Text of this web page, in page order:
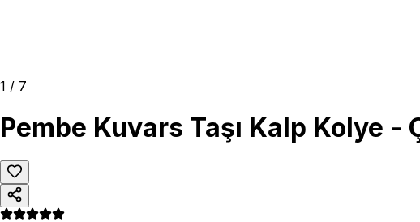
1 / 7
Pembe Kuvars Taşı Kalp Kolye